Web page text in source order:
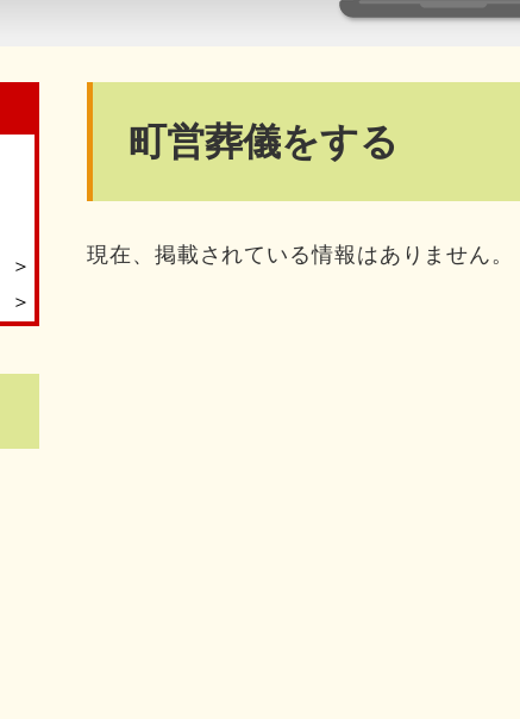
町営葬儀をする
現在、掲載されている情報はありません。